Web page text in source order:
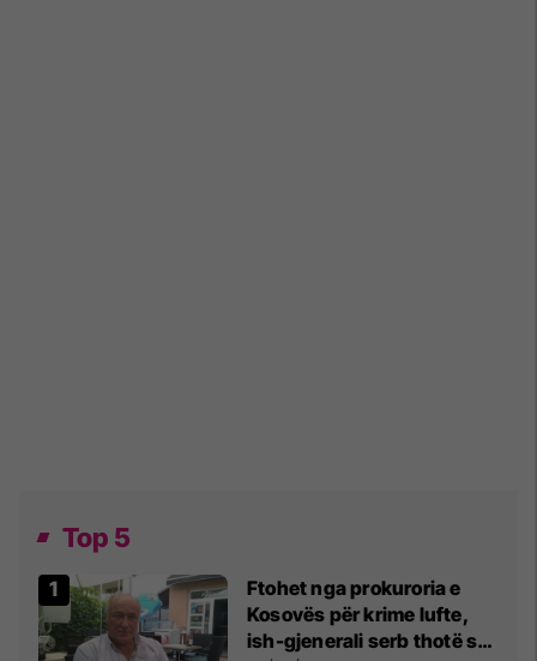
Top 5
Ftohet nga prokuroria e
Kosovës për krime lufte,
ish-gjenerali serb thotë se